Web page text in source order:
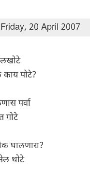
20 April 2007
काय पोटे?
पर्वा
गोटे
घालणारा?
थोटे